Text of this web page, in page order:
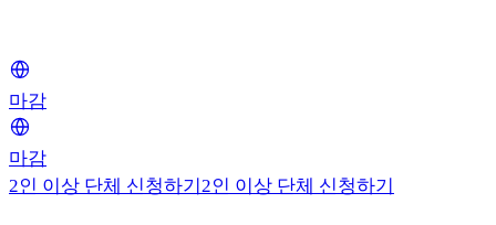
마감
마감
2인 이상 단체 신청하기 2인 이상 단체 신청하기